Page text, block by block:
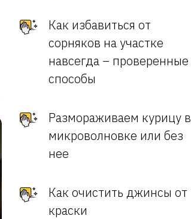
Как избавиться от
сорняков на участке
навсегда – проверенные
способы
Размораживаем курицу в
микроволновке или без
нее
Как очистить джинсы от
краски